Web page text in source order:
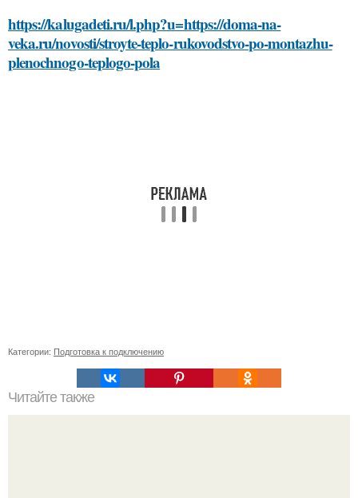
https://kalugadeti.ru/l.php?u=https://doma-na-
veka.ru/novosti/stroyte-teplo-rukovodstvo-po-montazhu-
plenochnogo-teplogo-pola
Категории: Подготовка к подключению
Читайте также